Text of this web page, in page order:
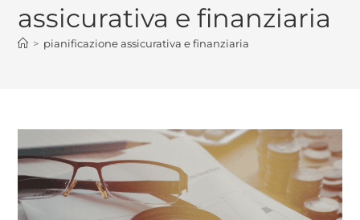
assicurativa e finanziaria
> pianificazione assicurativa e finanziaria